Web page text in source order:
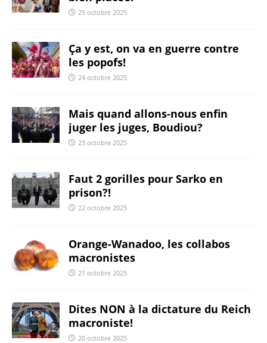
25 octobre 2025
Ça y est, on va en guerre contre
les popofs!
24 octobre 2025
Mais quand allons-nous enfin
juger les juges, Boudiou?
23 octobre 2025
Faut 2 gorilles pour Sarko en
prison?!
22 octobre 2025
Orange-Wanadoo, les collabos
macronistes
21 octobre 2025
Dites NON à la dictature du Reich
macroniste!
20 octobre 2025